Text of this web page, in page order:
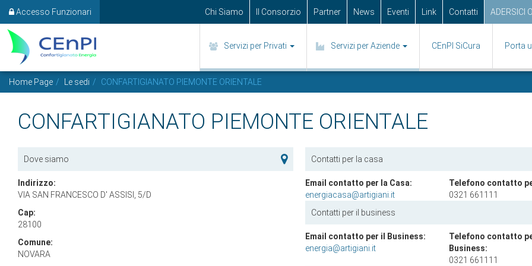
Servizi per Privati Servizi per Aziende CEnPI SiCura Porta
Accesso Funzionari Chi Siamo Il Consorzio Partner News Eventi Link Contatti ADERSICI
Home Page Le sedi CONFARTIGIANATO PIEMONTE ORIENTALE
CONFARTIGIANATO PIEMONTE ORIENTALE
Dove siamo
Indirizzo:
VIA SAN FRANCESCO D' ASSISI, 5/D
Cap:
28100
Comune:
NOVARA
Contatti per la casa
Email contatto per la Casa:
energiacasa@artigiani.it
Telefono contatto
0321 661111
Contatti per il business
Email contatto per il Business:
energia@artigiani.it
Telefono contatto
Business:
0321 661111